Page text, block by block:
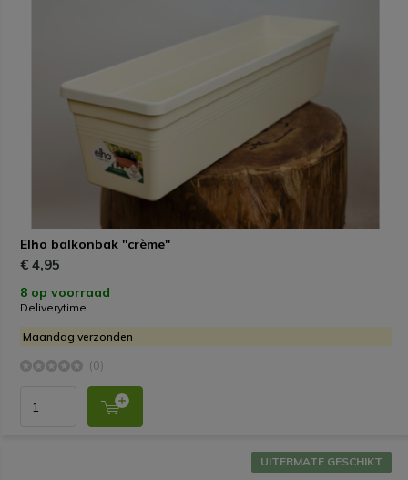
Elho balkonbak "crème"
€ 4,95
8 op voorraad
Deliverytime
Maandag verzonden
(0)
UITERMATE GESCHIKT